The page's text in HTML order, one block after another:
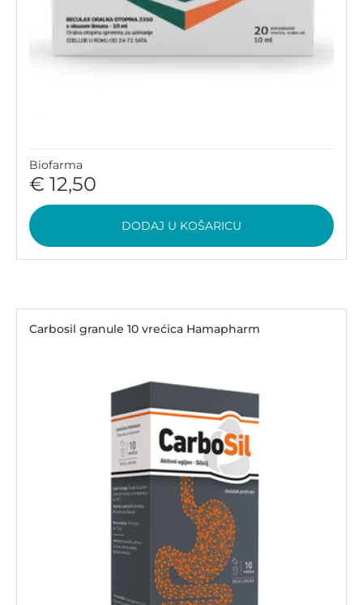
Biofarma
€ 12,50
DODAJ U KOŠARICU
Carbosil granule 10 vrećica Hamapharm